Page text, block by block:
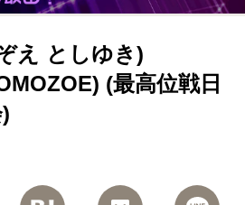
え としゆき)
(最高位戦日